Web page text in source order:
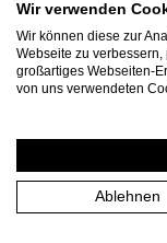
Contact
Press Download
Wir verwenden
Wir können diese zur
Webseite zu
großartiges Webseiten-
von uns verwendeten
Ablehnen